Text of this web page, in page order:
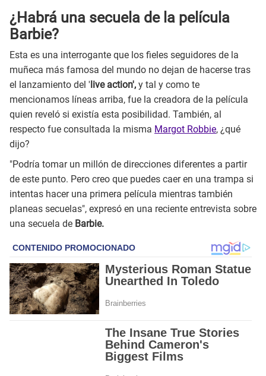
¿Habrá una secuela de la película
Barbie?
Esta es una interrogante que los fieles seguidores de la
muñeca más famosa del mundo no dejan de hacerse tras
el lanzamiento del 'live action', y tal y como te
mencionamos líneas arriba, fue la creadora de la película
quien reveló si existía esta posibilidad. También, al
respecto fue consultada la misma Margot Robbie, ¿qué
dijo?
"Podría tomar un millón de direcciones diferentes a partir
de este punto. Pero creo que puedes caer en una trampa si
intentas hacer una primera película mientras también
planeas secuelas", expresó en una reciente entrevista sobre
una secuela de Barbie.